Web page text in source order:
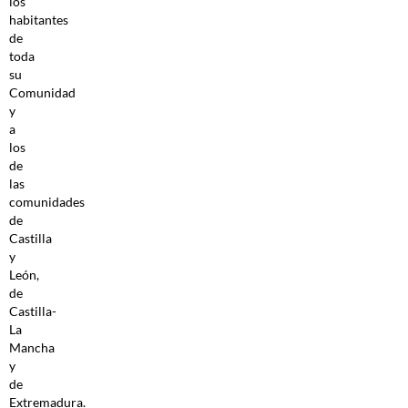
habitantes
de
toda
su
Comunidad
y
a
los
de
las
comunidades
de
Castilla
y
León,
de
Castilla-
La
Mancha
y
de
Extremadura.